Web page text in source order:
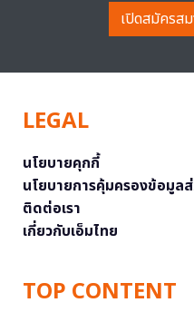
เปิดสมัครส
LEGAL
นโยบายคุกกี้
นโยบายการคุ้มครองข้อมูล
ติดต่อเรา
เกี่ยวกับเอ็มไทย
TOP CONTENT